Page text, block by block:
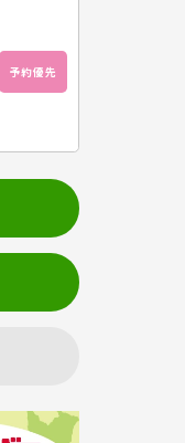
予約優先